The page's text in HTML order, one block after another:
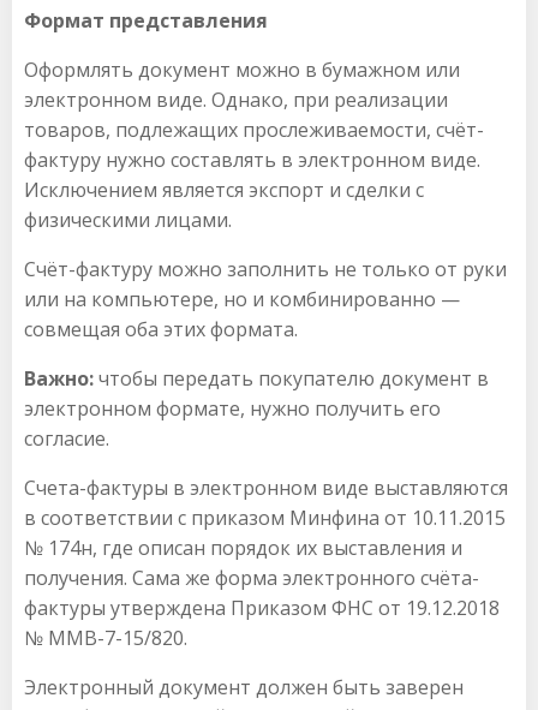
Формат представления
Оформлять документ можно в бумажном или
электронном виде. Однако, при реализации
товаров, подлежащих прослеживаемости, счёт-
фактуру нужно составлять в электронном виде.
Исключением является экспорт и сделки с
физическими лицами.
Счёт-фактуру можно заполнить не только от руки
или на компьютере, но и комбинированно —
совмещая оба этих формата.
Важно:чтобы передать покупателю документ в
электронном формате, нужно получить его
согласие.
Счета-фактуры в электронном виде выставляются
в соответствии с приказом Минфина от 10.11.2015
№ 174н, где описан порядок их выставления и
получения. Сама же форма электронного счёта-
фактуры утверждена Приказом ФНС от 19.12.2018
№ ММВ-7-15/820.
Электронный документ должен быть заверен